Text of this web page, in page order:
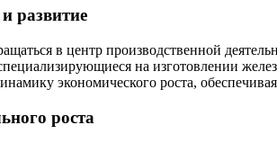
развитие
в центр производственной
на изготовлении
экономического роста,
роста